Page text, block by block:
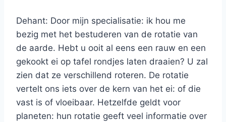
Dehant: Door mijn specialisatie: ik hou me
bezig met het bestuderen van de rotatie van
de aarde. Hebt u ooit al eens een rauw en een
gekookt ei op tafel rondjes laten draaien? U zal
zien dat ze verschillend roteren. De rotatie
vertelt ons iets over de kern van het ei: of die
vast is of vloeibaar. Hetzelfde geldt voor
planeten: hun rotatie geeft veel informatie over